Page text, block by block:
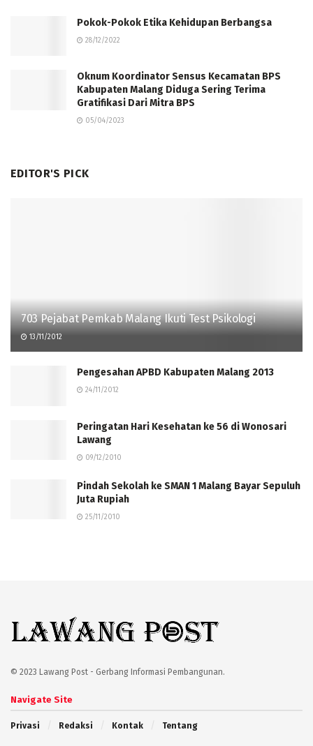
Pokok-Pokok Etika Kehidupan Berbangsa
28/12/2022
Oknum Koordinator Sensus Kecamatan BPS
Kabupaten Malang Diduga Sering Terima
Gratifikasi Dari Mitra BPS
05/04/2023
EDITOR'S PICK
703 Pejabat Pemkab Malang Ikuti Test Psikologi
13/11/2012
Pengesahan APBD Kabupaten Malang 2013
24/11/2012
Peringatan Hari Kesehatan ke 56 di Wonosari
Lawang
09/12/2010
Pindah Sekolah ke SMAN 1 Malang Bayar Sepuluh
Juta Rupiah
25/11/2010
© 2023 Lawang Post - Gerbang Informasi Pembangunan.
Navigate Site
Privasi Redaksi Kontak Tentang